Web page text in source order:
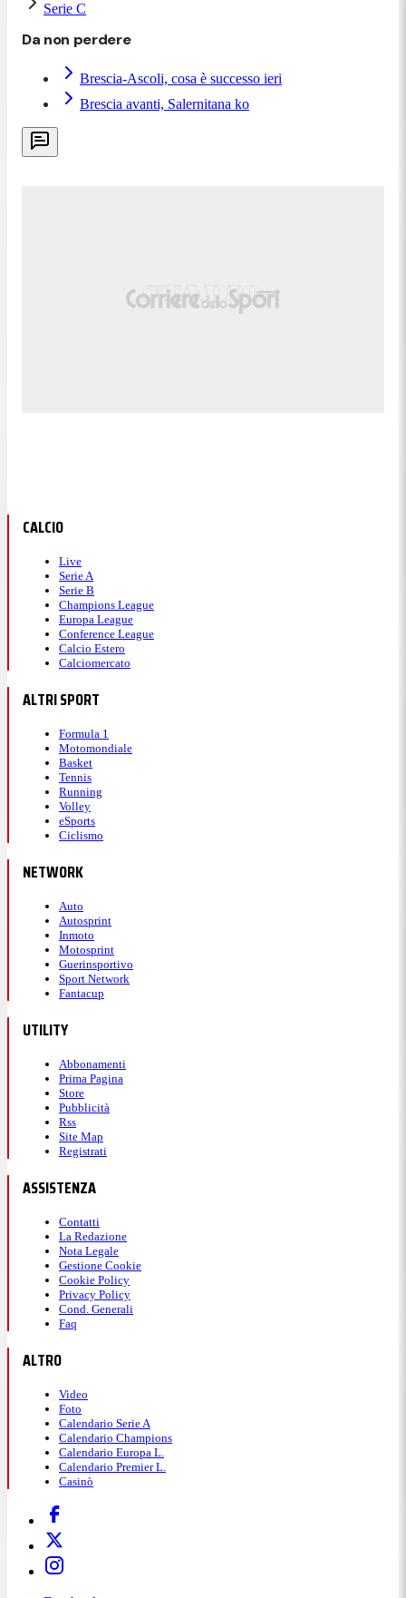
Serie C
Da non perdere
Brescia-Ascoli, cosa è successo ieri
Brescia avanti, Salernitana ko
CALCIO
Live
Serie A
Serie B
Champions League
Europa League
Conference League
Calcio Estero
Calciomercato
ALTRI SPORT
Formula 1
Motomondiale
Basket
Tennis
Running
Volley
eSports
Ciclismo
NETWORK
Auto
Autosprint
Inmoto
Motosprint
Guerinsportivo
Sport Network
Fantacup
UTILITY
Abbonamenti
Prima Pagina
Store
Pubblicità
Rss
Site Map
Registrati
ASSISTENZA
Contatti
La Redazione
Nota Legale
Gestione Cookie
Cookie Policy
Privacy Policy
Cond. Generali
Faq
ALTRO
Video
Foto
Calendario Serie A
Calendario Champions
Calendario Europa L.
Calendario Premier L.
Casinò